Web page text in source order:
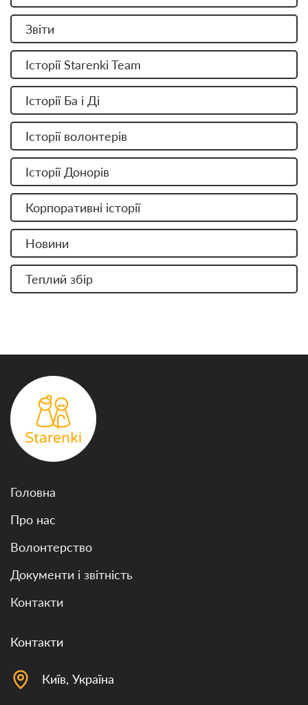
Звіти
Історії Starenki Team
Історії Ба і Ді
Історії волонтерів
Історії Донорів
Корпоративні історії
Новини
Теплий збір
Головна
Про нас
Волонтерство
Документи і звітність
Контакти
Контакти
Київ, Україна